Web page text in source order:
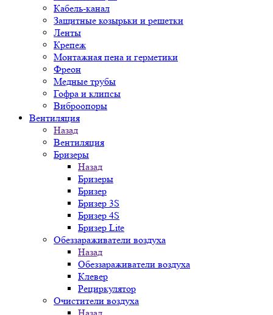
Кабель-канал
Защитные козырьки и решетки
Ленты
Крепеж
Монтажная пена и герметики
Фреон
Медные трубы
Гофра и клипсы
Виброопоры
Вентиляция
Назад
Вентиляция
Бризеры
Назад
Бризеры
Бризер
Бризер 3S
Бризер 4S
Бризер Lite
Обеззараживатели воздуха
Назад
Обеззараживатели воздуха
Клевер
Рециркулятор
Очистители воздуха